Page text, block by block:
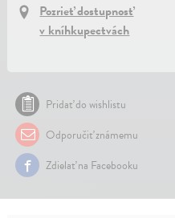
Pozrieť dostupnosť
v kníhkupectvách
Pridať do wishlistu
Odporučiť známemu
Zdielať na Facebooku